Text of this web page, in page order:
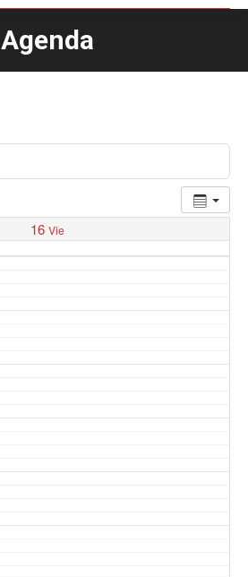
Agenda
Estás aquí:
16 Vie